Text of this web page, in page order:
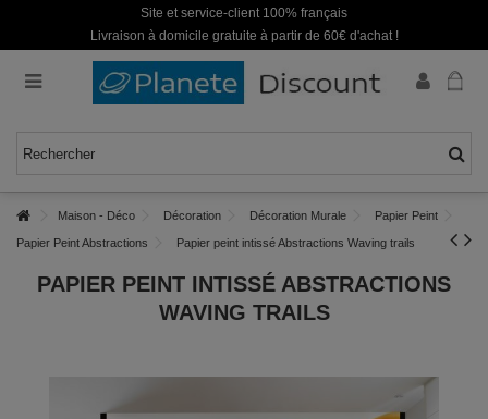
Site et service-client 100% français
Livraison à domicile gratuite à partir de 60€ d'achat !
Maison - Déco Décoration Décoration Murale Papier Peint
Papier Peint Abstractions Papier peint intissé Abstractions Waving trails
PAPIER PEINT INTISSÉ ABSTRACTIONS
WAVING TRAILS